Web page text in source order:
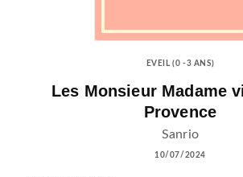
EVEIL (0 -3 ANS)
Les Monsieur Madame
Provence
Sanrio
10/07/2024